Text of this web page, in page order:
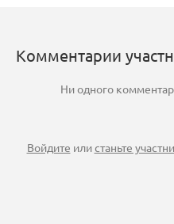
Комментарии
Ни одного
Войдите илистаньте